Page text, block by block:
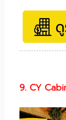
9. CY